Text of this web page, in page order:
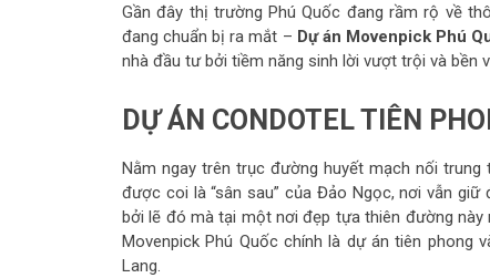
Gần đây thị trường Phú Quốc đang rầm rộ về
đang chuẩn bị ra mắt – Dự án Movenpick Phú
nhà đầu tư bởi tiềm năng sinh lời vượt trội và bền
DỰ ÁN CONDOTEL TIÊN
Nằm ngay trên trục đường huyết mạch nối
được coi là “sân sau” của Đảo Ngọc, nơi vẫn
bởi lẽ đó mà tại một nơi đẹp tựa thiên đường
Movenpick Phú Quốc chính là dự án tiên phong
Lang.